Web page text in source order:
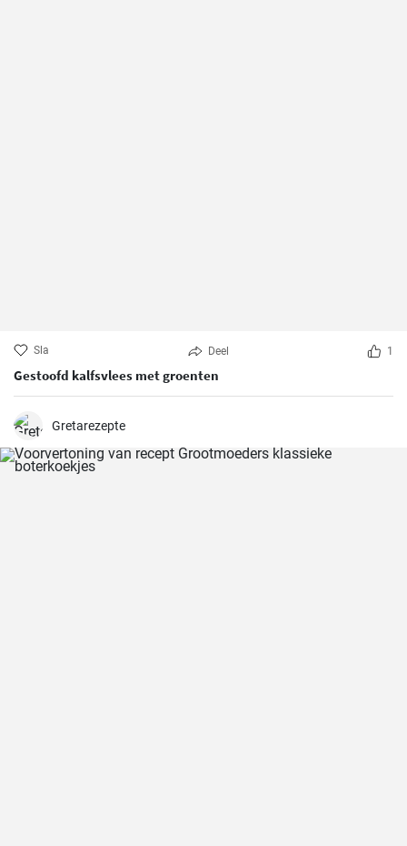
Sla Deel 1
Gestoofd kalfsvlees met groenten
Gretarezepte